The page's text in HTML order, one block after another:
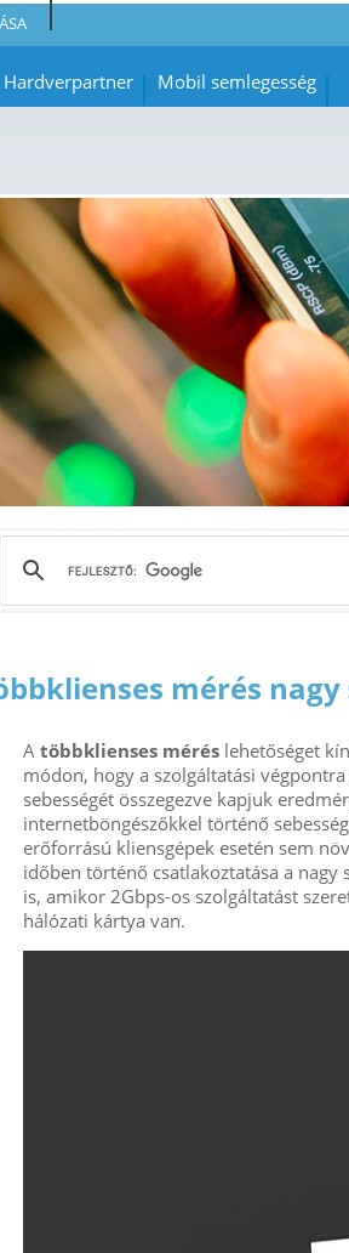
Hardverpartner Mobil semlegesség
mérés
A többklienses méréslehetőséget
módon, hogy a szolgáltatási
sebességét összegezve kapjuk
internetböngészőkkel történő
erőforrású kliensgépek esetén sem
időben történő csatlakoztatása a nagy
is, amikor 2Gbps-os szolgáltatást
hálózati kártya van.